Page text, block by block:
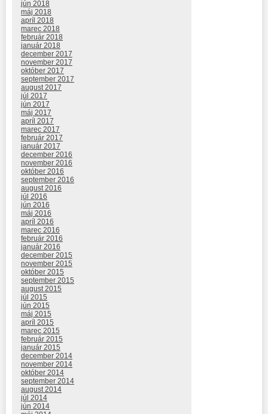
jún 2018
máj 2018
apríl 2018
marec 2018
február 2018
január 2018
december 2017
november 2017
október 2017
september 2017
august 2017
júl 2017
jún 2017
máj 2017
apríl 2017
marec 2017
február 2017
január 2017
december 2016
november 2016
október 2016
september 2016
august 2016
júl 2016
jún 2016
máj 2016
apríl 2016
marec 2016
február 2016
január 2016
december 2015
november 2015
október 2015
september 2015
august 2015
júl 2015
jún 2015
máj 2015
apríl 2015
marec 2015
február 2015
január 2015
december 2014
november 2014
október 2014
september 2014
august 2014
júl 2014
jún 2014